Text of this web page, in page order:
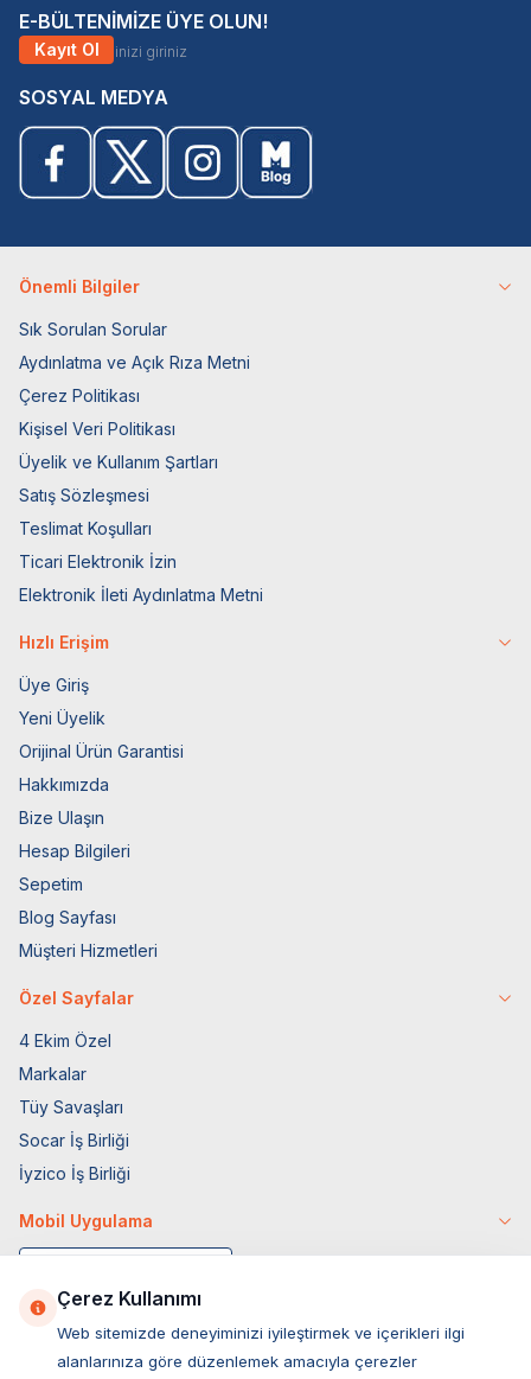
E-BÜLTENİMİZE ÜYE OLUN!
Kayıt Ol
SOSYAL MEDYA
Önemli Bilgiler
Sık Sorulan Sorular
Aydınlatma ve Açık Rıza Metni
Çerez Politikası
Kişisel Veri Politikası
Üyelik ve Kullanım Şartları
Satış Sözleşmesi
Teslimat Koşulları
Ticari Elektronik İzin
Elektronik İleti Aydınlatma Metni
Hızlı Erişim
Üye Giriş
Yeni Üyelik
Orijinal Ürün Garantisi
Hakkımızda
Bize Ulaşın
Hesap Bilgileri
Sepetim
Blog Sayfası
Müşteri Hizmetleri
Özel Sayfalar
4 Ekim Özel
Markalar
Tüy Savaşları
Socar İş Birliği
İyzico İş Birliği
Mobil Uygulama
Çerez Kullanımı
Web sitemizde deneyiminizi iyileştirmek ve içerikleri ilgi
alanlarınıza göre düzenlemek amacıyla çerezler